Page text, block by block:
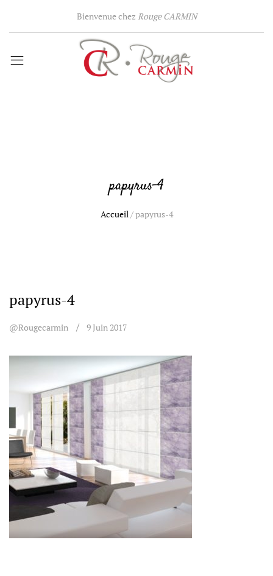
Bienvenue chez Rouge CARMIN
papyrus-4
Accueil/papyrus-4
papyrus-4
@rougecarmin 9 Juin 2017